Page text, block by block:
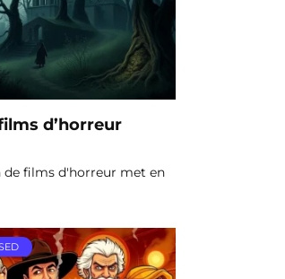
d’horreur
de films d'horreur met en